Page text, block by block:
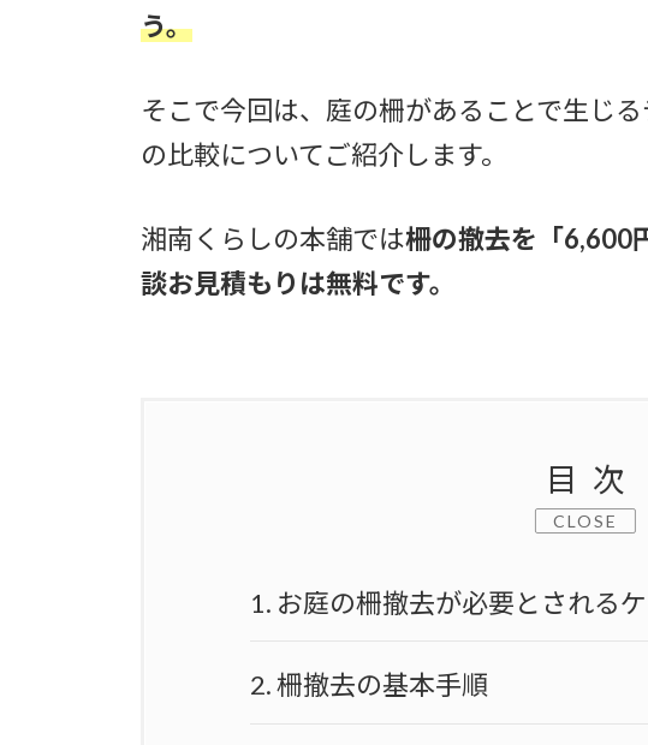
う。
そこで今回は、庭の柵があることで生じ
の比較についてご紹介します。
湘南くらしの本舗では柵の撤去を「6,600
談お見積もりは無料です。
目次
CLOSE
1. お庭の柵撤去が必要とされる
2.柵撤去の基本手順